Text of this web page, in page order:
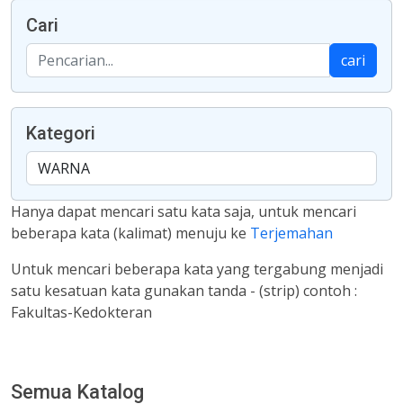
Cari
cari
Kategori
Hanya dapat mencari satu kata saja, untuk mencari
beberapa kata (kalimat) menuju ke Terjemahan
Untuk mencari beberapa kata yang tergabung menjadi
satu kesatuan kata gunakan tanda - (strip) contoh :
Fakultas-Kedokteran
Semua Katalog